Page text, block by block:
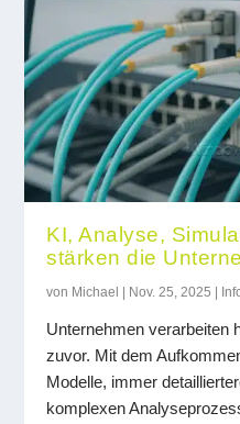
KI, Analyse,
stärken die
von Michael Nov. 25, 2025
Unternehmen verarbeiten
zuvor. Mit dem
Modelle, immer
komplexen